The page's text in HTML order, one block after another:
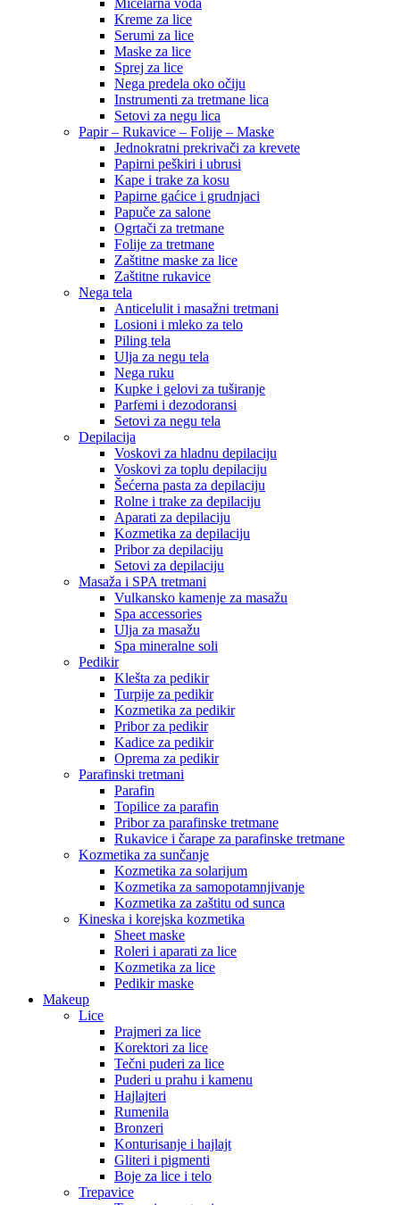
Micelarna voda
Kreme za lice
Serumi za lice
Maske za lice
Sprej za lice
Nega predela oko očiju
Instrumenti za tretmane lica
Setovi za negu lica
Papir – Rukavice – Folije – Maske
Jednokratni prekrivači za krevete
Papirni peškiri i ubrusi
Kape i trake za kosu
Papirne gaćice i grudnjaci
Papuče za salone
Ogrtači za tretmane
Folije za tretmane
Zaštitne maske za lice
Zaštitne rukavice
Nega tela
Anticelulit i masažni tretmani
Losioni i mleko za telo
Piling tela
Ulja za negu tela
Nega ruku
Kupke i gelovi za tuširanje
Parfemi i dezodoransi
Setovi za negu tela
Depilacija
Voskovi za hladnu depilaciju
Voskovi za toplu depilaciju
Šećerna pasta za depilaciju
Rolne i trake za depilaciju
Aparati za depilaciju
Kozmetika za depilaciju
Pribor za depilaciju
Setovi za depilaciju
Masaža i SPA tretmani
Vulkansko kamenje za masažu
Spa accessories
Ulja za masažu
Spa mineralne soli
Pedikir
Klešta za pedikir
Turpije za pedikir
Kozmetika za pedikir
Pribor za pedikir
Kadice za pedikir
Oprema za pedikir
Parafinski tretmani
Parafin
Topilice za parafin
Pribor za parafinske tretmane
Rukavice i čarape za parafinske tretmane
Kozmetika za sunčanje
Kozmetika za solarijum
Kozmetika za samopotamnjivanje
Kozmetika za zaštitu od sunca
Kineska i korejska kozmetika
Sheet maske
Roleri i aparati za lice
Kozmetika za lice
Pedikir maske
Makeup
Lice
Prajmeri za lice
Korektori za lice
Tečni puderi za lice
Puderi u prahu i kamenu
Hajlajteri
Rumenila
Bronzeri
Konturisanje i hajlajt
Gliteri i pigmenti
Boje za lice i telo
Trepavice